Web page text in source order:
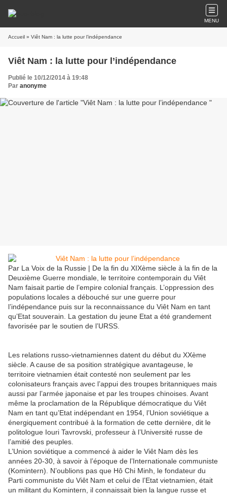
MENU
Accueil » Viêt Nam : la lutte pour l’indépendance
Viêt Nam : la lutte pour l’indépendance
Publié le 10/12/2014 à 19:48
Par anonyme
Par La Voix de la Russie | De la fin du XIXème siècle à la fin de la
Deuxième Guerre mondiale, le territoire contemporain du Viêt
Nam faisait partie de l’empire colonial français. L’oppression des
populations locales a débouché sur une guerre pour
l’indépendance puis sur la reconnaissance du Viêt Nam en tant
qu’Etat souverain. La gestation du jeune Etat a été grandement
favorisée par le soutien de l’URSS.
Les relations russo-vietnamiennes datent du début du XXème
siècle. A cause de sa position stratégique avantageuse, le
territoire vietnamien était contesté non seulement par les
colonisateurs français avec l’appui des troupes britanniques mais
aussi par l’armée japonaise et par les troupes chinoises. Avant
même la proclamation de la République démocratique du Viêt
Nam en tant qu’Etat indépendant en 1954, l’Union soviétique a
énergiquement contribué à la formation de cette dernière, dit le
politologue Iouri Tavrovski, professeur à l’Université russe de
l’amitié des peuples.
L’Union soviétique a commencé à aider le Viêt Nam dès les
années 20-30, à savoir à l’époque de l’Internationale communiste
(Komintern). N’oublions pas que Hô Chi Minh, le fondateur du
Parti communiste du Viêt Nam et celui de l’Etat vietnamien, était
un militant du Komintern, il connaissait bien la langue russe et